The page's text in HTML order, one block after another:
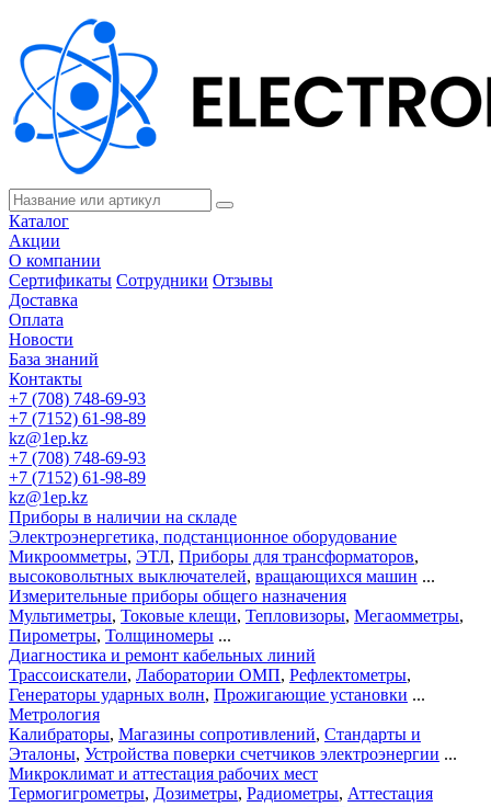
Каталог
Акции
О компании
Сертификаты Сотрудники Отзывы
Доставка
Оплата
Новости
База знаний
Контакты
+7 (708) 748-69-93
+7 (7152) 61-98-89
kz@1ep.kz
+7 (708) 748-69-93
+7 (7152) 61-98-89
kz@1ep.kz
Приборы в наличии на складе
Электроэнергетика, подстанционное оборудование
Микроомметры, ЭТЛ, Приборы для трансформаторов,
высоковольтных выключателей, вращающихся машин ...
Измерительные приборы общего назначения
Мультиметры, Токовые клещи, Тепловизоры, Мегаомметры,
Пирометры, Толщиномеры ...
Диагностика и ремонт кабельных линий
Трассоискатели, Лаборатории ОМП, Рефлектометры,
Генераторы ударных волн, Прожигающие установки ...
Метрология
Калибраторы, Магазины сопротивлений, Стандарты и
Эталоны, Устройства поверки счетчиков электроэнергии ...
Микроклимат и аттестация рабочих мест
Термогигрометры, Дозиметры, Радиометры, Аттестация